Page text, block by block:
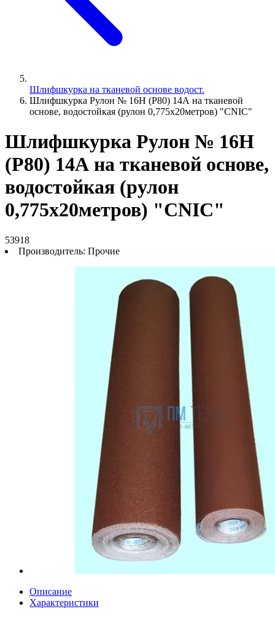
Шлифшкурка на тканевой основе водост.
Шлифшкурка Рулон № 16Н (P80) 14А на тканевой
основе, водостойкая (рулон 0,775х20метров) "CNIC"
Шлифшкурка Рулон № 16Н
(P80) 14А на тканевой основе,
водостойкая (рулон
0,775х20метров) "CNIC"
53918
Производитель: Прочие
Описание
Характеристики